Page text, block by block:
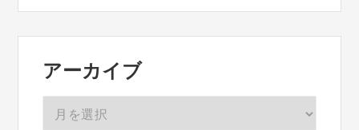
アーカイブ